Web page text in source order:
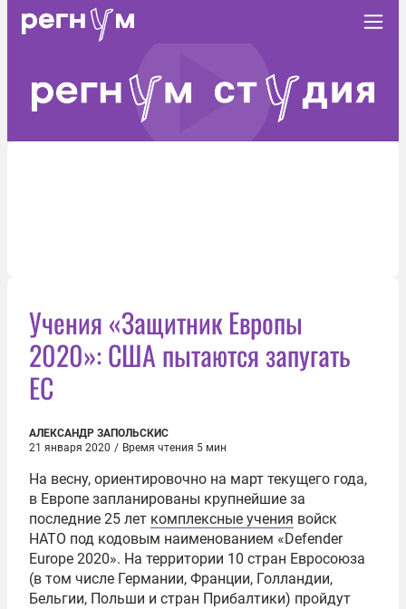
Учения «Защитник Европы
2020»: США пытаются запугать
ЕС
АЛЕКСАНДР ЗАПОЛЬСКИС
21 января 2020 / Время чтения 5 мин
На весну, ориентировочно на март текущего года,
в Европе запланированы крупнейшие за
последние 25 лет комплексные учения войск
НАТО под кодовым наименованием «Defender
Europe 2020». На территории 10 стран Евросоюза
(в том числе Германии, Франции, Голландии,
Бельгии, Польши и стран Прибалтики) пройдут